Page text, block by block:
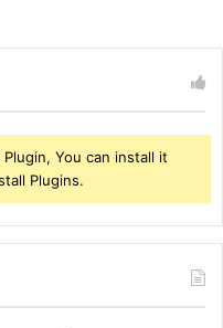
You can install it
Plugins.